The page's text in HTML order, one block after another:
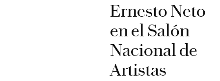
Ernesto Neto
en el Salón
Nacional de
Artistas